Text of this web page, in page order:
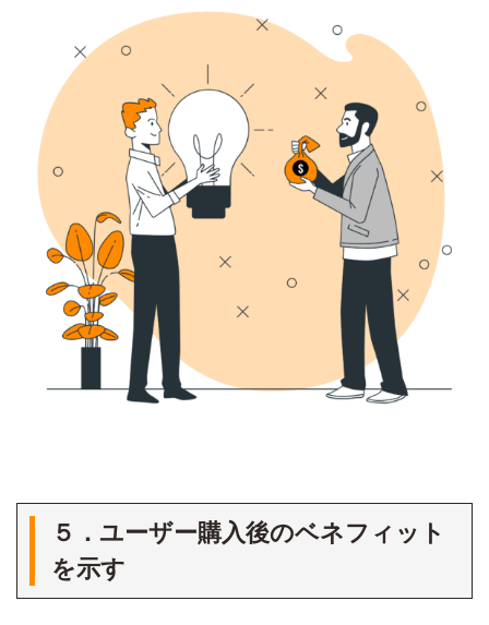
５．ユーザー購入後のベネフィット
を示す